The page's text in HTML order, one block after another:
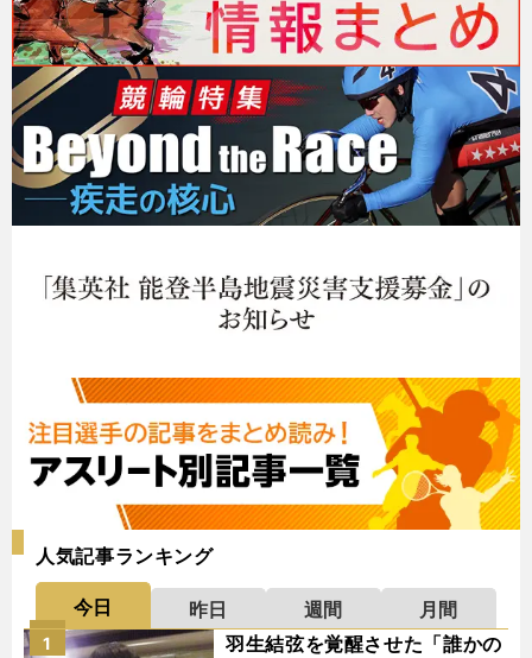
人気記事ランキング
今日 昨日 週間
月間
羽生結弦を覚醒させた「誰かの
1